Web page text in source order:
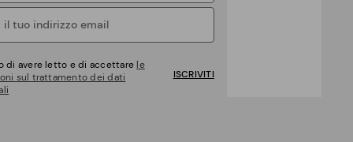
di avere letto e di accettare le
sul trattamento dei dati
ISCRIVITI